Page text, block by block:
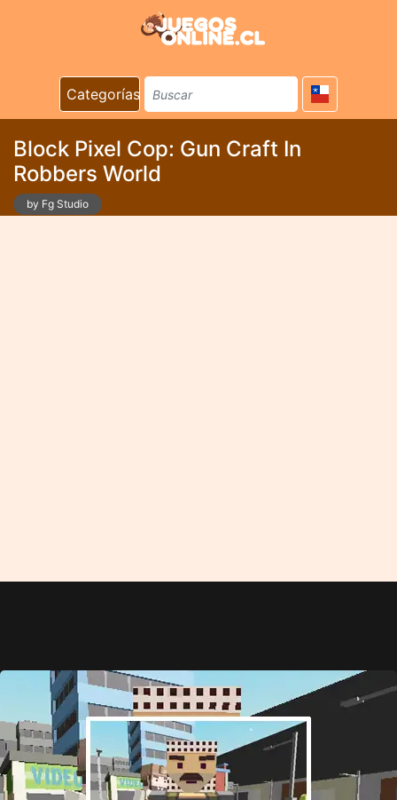
Categorías
Block Pixel Cop: Gun Craft In
Robbers World
by Fg Studio